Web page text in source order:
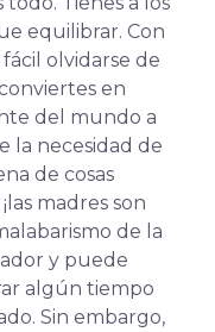
equilibrar. Con
olvidarse de
en
del mundo a
la necesidad de
de cosas
madres son
de la
y puede
algún tiempo
Sin embargo,